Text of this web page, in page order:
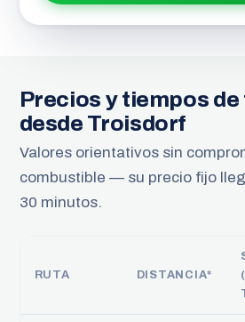
Precios y tiempos
desde Troisdorf
Valores orientativos sin
combustible — su precio fijo
30 minutos.
RUTA DISTANCIA*